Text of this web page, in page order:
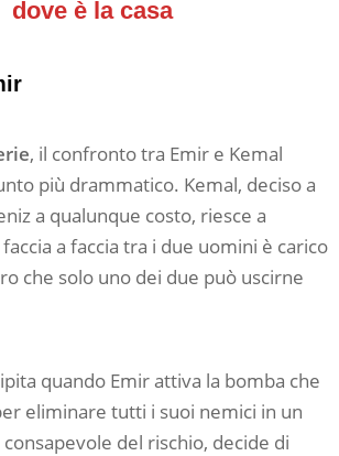
dove è la casa
, il confronto tra Emir e Kemal
più drammatico. Kemal, deciso a
a qualunque costo, riesce a
a faccia tra i due uomini è carico
che solo uno dei due può uscirne
quando Emir attiva la bomba che
eliminare tutti i suoi nemici in un
del rischio, decide di